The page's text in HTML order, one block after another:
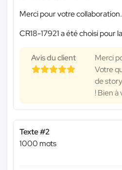
Merci pour votre collaboration.
CR18-17921 a été choisi pour
Avis du client
Merci
Votre
de
! Bien à
Texte #2
1000 mots